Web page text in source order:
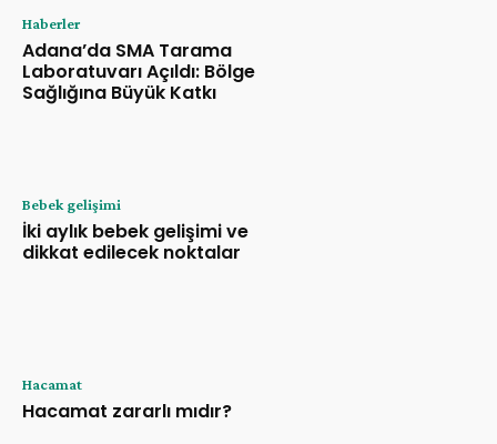
Haberler
Adana’da SMA Tarama
Laboratuvarı Açıldı: Bölge
Sağlığına Büyük Katkı
Bebek gelişimi
İki aylık bebek gelişimi ve
dikkat edilecek noktalar
Hacamat
Hacamat zararlı mıdır?